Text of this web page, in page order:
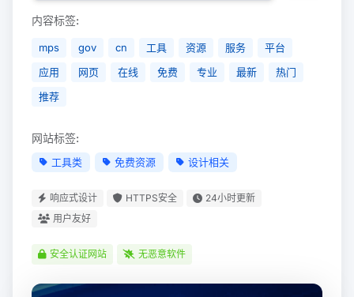
内容标签:
mps gov cn 工具 资源 服务
平台
应用
网页 在线 免费 专业 最新
热门
推荐
网站标签:
工具类 免费资源 设计相关
响应式设计 HTTPS安全
24小时更新
用户友好
安全认证网站 无恶意软件